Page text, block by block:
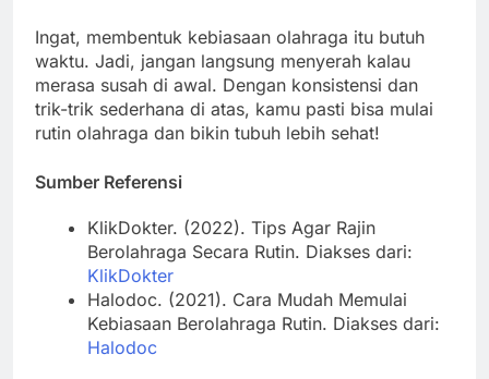
Ingat, membentuk kebiasaan olahraga itu butuh
waktu. Jadi, jangan langsung menyerah kalau
merasa susah di awal. Dengan konsistensi dan
trik-trik sederhana di atas, kamu pasti bisa mulai
rutin olahraga dan bikin tubuh lebih sehat!
Sumber Referensi
KlikDokter. (2022). Tips Agar Rajin
Berolahraga Secara Rutin. Diakses dari:
KlikDokter
Halodoc. (2021). Cara Mudah Memulai
Kebiasaan Berolahraga Rutin. Diakses dari:
Halodoc